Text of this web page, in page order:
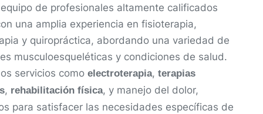
de profesionales altamente calificados
una amplia experiencia en fisioterapia,
y quiropráctica, abordando una variedad de
musculoesqueléticas y condiciones de salud.
servicios como electroterapia, terapias
, rehabilitación física, y manejo del dolor,
para satisfacer las necesidades específicas de